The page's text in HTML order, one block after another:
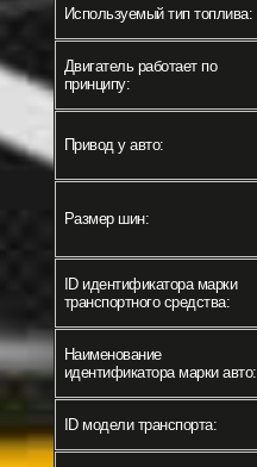
Используемый тип топлива:
Двигатель работает по
принципу:
Привод у авто:
Размер шин:
ID идентификатора марки
транспортного средства:
Наименование
идентификатора марки авто:
ID модели транспорта: